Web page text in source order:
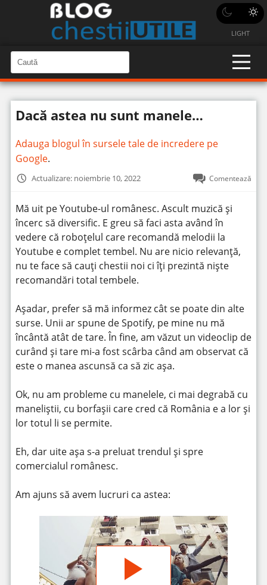
LIGHT
a
u
t
n
C
a
u
î
n
t
Dacă astea nu sunt manele…
Adauga blogul în sursele tale de incredere pe
Google.
Actualizare: noiembrie 10, 2022 Comentează
Mă uit pe Youtube-ul românesc. Ascult muzică și
încerc să diversific. E greu să faci asta având în
vedere că roboțelul care recomandă melodii la
Youtube e complet tembel. Nu are nicio relevanță,
nu te face să cauți chestii noi ci îți prezintă niște
recomandări total tembele.
Așadar, prefer să mă informez cât se poate din alte
surse. Unii ar spune de Spotify, pe mine nu mă
încântă atât de tare. În fine, am văzut un videoclip de
curând și tare mi-a fost scârba când am observat că
este o manea ascunsă ca să zic așa.
Ok, nu am probleme cu manelele, ci mai degrabă cu
maneliștii, cu borfașii care cred că România e a lor și
lor totul li se permite.
Eh, dar uite așa s-a preluat trendul și spre
comercialul românesc.
Am ajuns să avem lucruri ca astea: